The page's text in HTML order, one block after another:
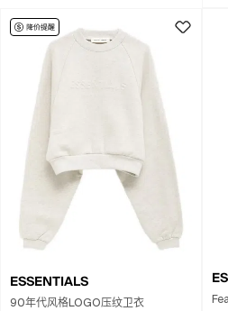
ESSENTIALS
90年代风格LOGO压纹卫衣